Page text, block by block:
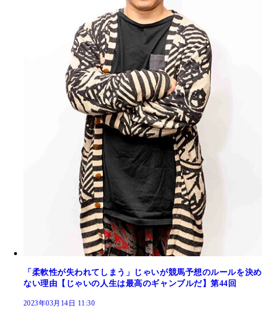
「柔軟性が失われてしまう」じゃいが競馬予想のルールを決め
ない理由【じゃいの人生は最高のギャンブルだ】第44回
2023年03月14日 11:30